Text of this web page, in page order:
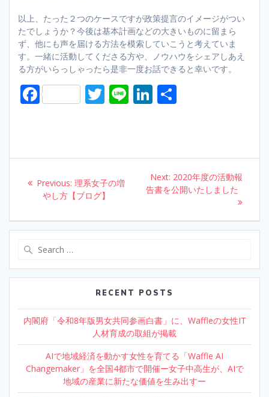
以上、たった２つのケースですが政策提言のイメージがつい
たでしょうか？今後は基本計画などの大きいものに留まら
ず、他にも声を届ける方法を模索していこうと考えていま
す。一緒に活動してくださる方や、ノウハウをシェアしあえ
る方がいらっしゃったら是非一度お話できると幸いです。
F
b
o
T
er
Li Li
e
dI
n
e
navigation
Previous: Previous
post:
理系女子の増
やし方【ブログ】
Next: Next
post:
2020年度の活動報
告書を公開いたしました
RECENT POSTS
内閣府「令和8年版男女共同参画白書」に、Waffleの女性IT
人材育成の取組が掲載
AIで地域経済を動かす女性を育てる「Waffle AI
Changemaker」を全国4都市で開催ー女子中高生が、AIで
地域の産業に新たな価値を生み出すー